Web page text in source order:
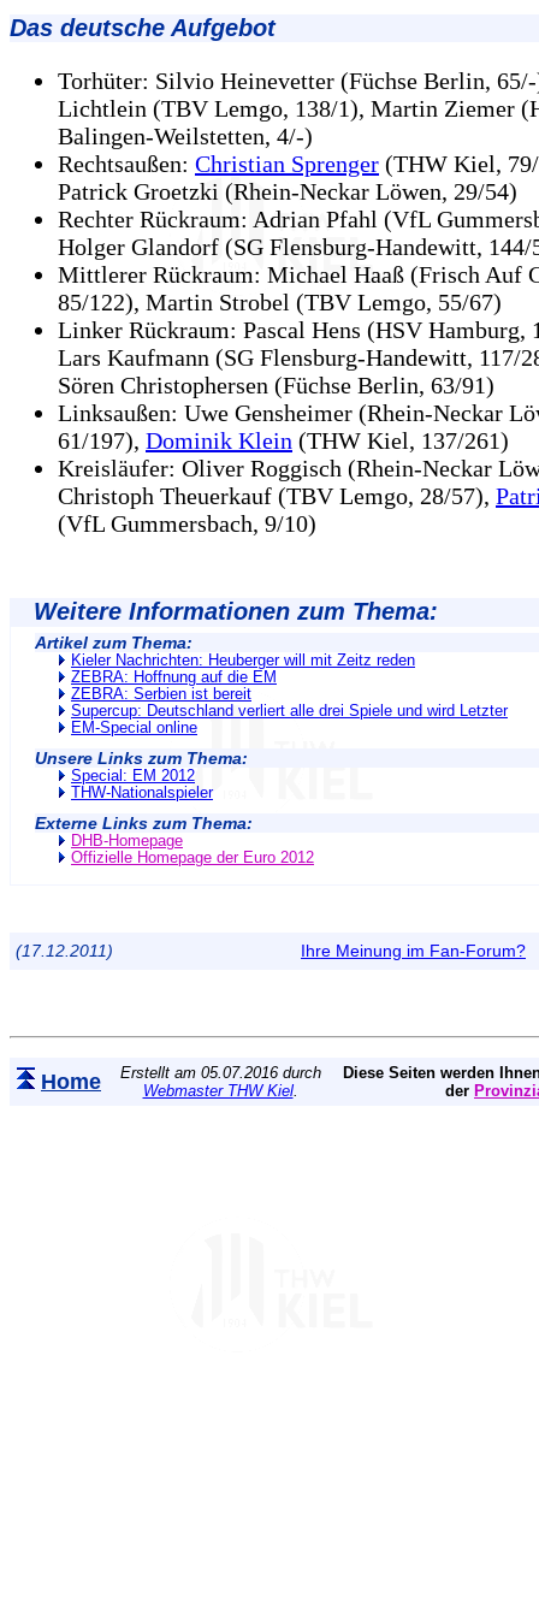
Das deutsche Aufgebot
Torhüter: Silvio Heinevetter (Füchse Berlin,
Lichtlein (TBV Lemgo, 138/1), Martin Ziemer
Balingen-Weilstetten, 4/-)
Rechtsaußen: Christian Sprenger (THW Kiel,
Patrick Groetzki (Rhein-Neckar Löwen, 29/54)
Rechter Rückraum: Adrian Pfahl (VfL
Holger Glandorf (SG Flensburg-Handewitt, 144/
Mittlerer Rückraum: Michael Haaß (Frisch Auf
85/122), Martin Strobel (TBV Lemgo, 55/67)
Linker Rückraum: Pascal Hens (HSV Hamburg,
Lars Kaufmann (SG Flensburg-Handewitt, 117/
Sören Christophersen (Füchse Berlin, 63/91)
Linksaußen: Uwe Gensheimer (Rhein-Neckar
61/197), Dominik Klein (THW Kiel, 137/261)
Kreisläufer: Oliver Roggisch (Rhein-Neckar
Christoph Theuerkauf (TBV Lemgo, 28/57),
(VfL Gummersbach, 9/10)
Weitere Informationen zum Thema:
Artikel zum Thema:
Kieler Nachrichten: Heuberger will mit Zeitz reden
ZEBRA: Hoffnung auf die EM
ZEBRA: Serbien ist bereit
Supercup: Deutschland verliert alle drei Spiele und wird Letzter
EM-Special online
Unsere Links zum Thema:
Special: EM 2012
THW-Nationalspieler
Externe Links zum Thema:
DHB-Homepage
Offizielle Homepage der Euro 2012
(17.12.2011) Ihre Meinung im Fan-Forum?
Home
Erstellt am 05.07.2016 durch
Webmaster THW Kiel.
Diese Seiten werden
der